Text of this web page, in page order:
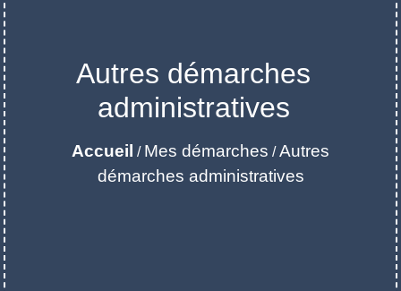
Autres démarches
administratives
Accueil / Mes démarches /Autres
démarches administratives